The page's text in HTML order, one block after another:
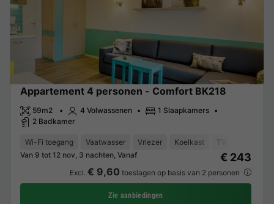
Appartement 4 personen - Comfort BK218
59m2 4 Volwassenen
1 Slaapkamers
2 Badkamer
Wi-Fi toegang Vaatwasser Vriezer Koelkast
Van 9 tot 12 nov, 3 nachten, Vanaf
€ 243
Excl. € 9,60 toeslagen op basis van 2 personen
Zie aanbiedingen